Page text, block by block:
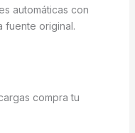
automáticas con
fuente original.
compra tu